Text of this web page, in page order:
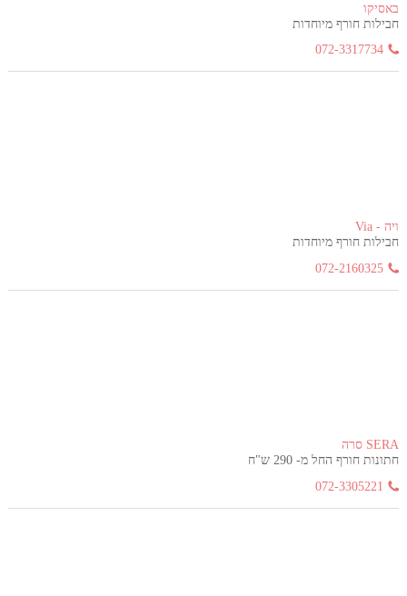
באסיקו
חבילות חורף מיוחדות
072-3317734
ויה - Via
חבילות חורף מיוחדות
072-2160325
SERA סרה
חתונות חורף החל מ- 290 ש"ח
072-3305221